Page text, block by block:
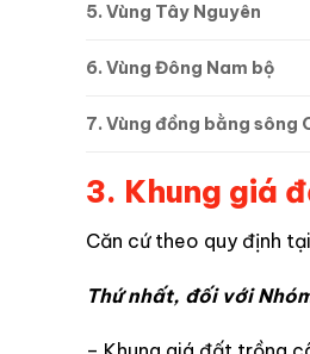
5. Vùng Tây Nguyên
6. Vùng Đông Nam bộ
7. Vùng đồng bằng sông
3. Khung giá
Căn cứ theo quy định
Thứ nhất, đối với